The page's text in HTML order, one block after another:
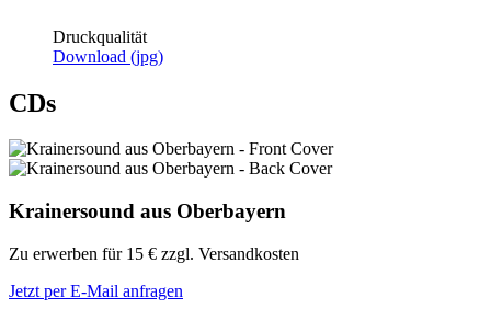
Druckqualität
Download (jpg)
CDs
Krainersound aus Oberbayern
Zu erwerben für 15 € zzgl. Versandkosten
Jetzt per E-Mail anfragen